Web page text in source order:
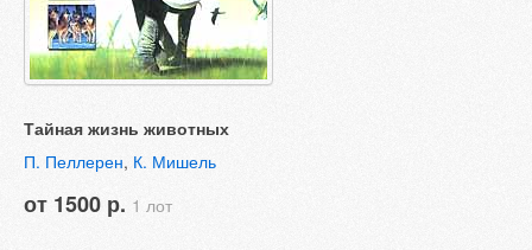
Тайная жизнь животных
П. Пеллерен, К. Мишель
от 1500 р. 1 лот